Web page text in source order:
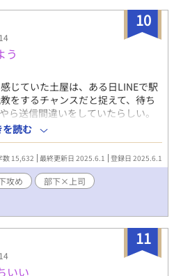
10
う
じていた土屋は、ある日LINEで駅
をするチャンスだと捉えて、待ち
ら送信間違いをしていたらしい。
フレだったという。初めて市川の
もろくにしたことがない土屋は焦
を知った市川は、驚きの行動に出
ラブストーリーです。
を読む
数 15,632 最終更新日 2025.6.1 登録日 2025.6.1
攻め
部下×上司
11
いい